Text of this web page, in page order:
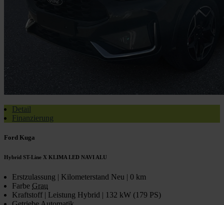
Detail
Finanzierung
Ford Kuga
Hybrid ST-Line X KLIMA LED NAVI ALU
Erstzulassung | Kilometerstand Neu | 0 km
Farbe Grau
Kraftstoff | Leistung Hybrid | 132 kW (179 PS)